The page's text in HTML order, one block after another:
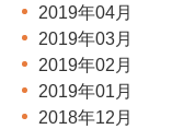
2019年04月
2019年03月
2019年02月
2019年01月
2018年12月